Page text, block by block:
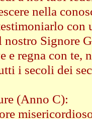
nella
con
nostro Signore
e regna con te,
i secoli dei
(Anno C):